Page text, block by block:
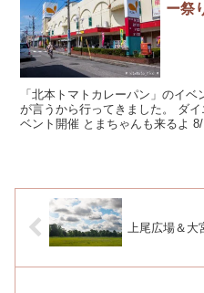
ー祭
「北本トマトカレーパン」のイ
が言うから行ってきました。 ダ
ベント開催 とまちゃんも来るよ
上尾広場＆大